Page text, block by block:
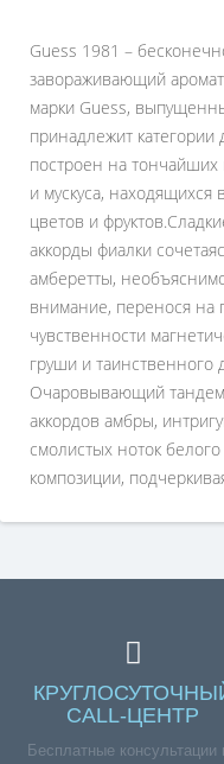
Guess 1981 –
завораживающий
марки Guess,
принадлежит
построен на
и мускуса,
цветов и
аккорды фиалки
амберетты,
внимание, перенося на
чувственности
груши и таинственного
Очаровывающий
аккордов амбры,
смолистых ноток
композиции,
CALL-ЦЕНТР
Бесплатные консультации